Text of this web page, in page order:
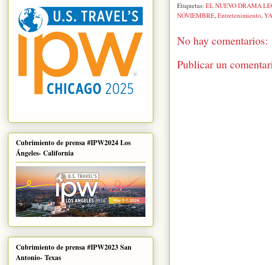
Etiquetas: EL NUEVO DRAMA
NOVIEMBRE,Entretenimiento,
No hay comentarios:
Publicar un
Cubrimiento de prensa #IPW2024 Los
Ángeles- California
Cubrimiento de prensa #IPW2023 San
Antonio- Texas